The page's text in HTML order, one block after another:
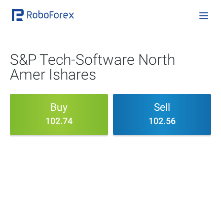
S&P Tech-Software North
Amer Ishares
Buy
102.74
Sell
102.56